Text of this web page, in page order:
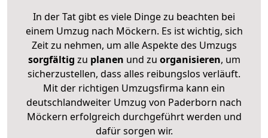
In der Tat gibt es viele Dinge zu beachten bei
einem Umzug nach Möckern. Es ist wichtig, sich
Zeit zu nehmen, um alle Aspekte des Umzugs
sorgfältig zu planen und zu organisieren, um
sicherzustellen, dass alles reibungslos verläuft.
Mit der richtigen Umzugsfirma kann ein
deutschlandweiter Umzug von Paderborn nach
Möckern erfolgreich durchgeführt werden und
dafür sorgen wir.